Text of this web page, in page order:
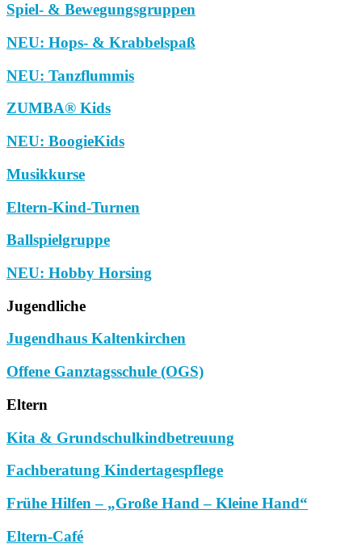
Spiel- & Bewegungsgruppen
NEU: Hops- & Krabbelspaß
NEU: Tanzflummis
ZUMBA® Kids
NEU: BoogieKids
Musikkurse
Eltern-Kind-Turnen
Ballspielgruppe
NEU: Hobby Horsing
Jugendliche
Jugendhaus Kaltenkirchen
Offene Ganztagsschule (OGS)
Eltern
Kita & Grundschulkindbetreuung
Fachberatung Kindertagespflege
Frühe Hilfen – „Große Hand – Kleine Hand“
Eltern-Café